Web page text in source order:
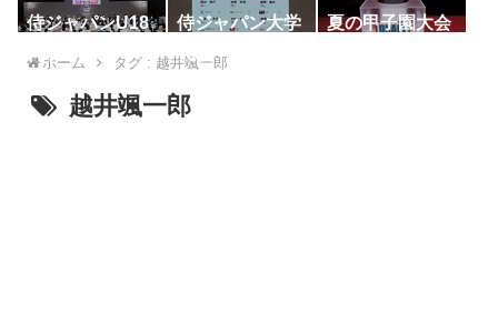
名予想
候補
名一覧
侍ジャパンU18
代表
侍ジャパン大学
代表
夏の甲子園大会
ホーム タグ : 越井颯一郎
越井颯一郎